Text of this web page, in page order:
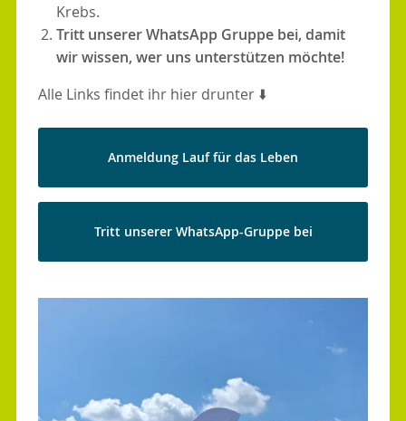
Krebs.
Tritt unserer WhatsApp Gruppe bei, damit
wir wissen, wer uns unterstützen möchte!
Alle Links findet ihr hier drunter ⬇️
Anmeldung Lauf für das Leben
Tritt unserer WhatsApp-Gruppe bei